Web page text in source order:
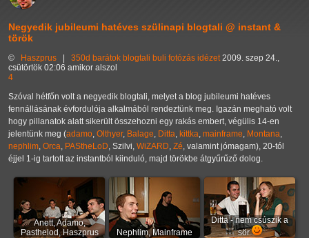
Negyedik jubileumi hatéves szülinapi blogtali @ instant &
török
© Haszprus | 350d barátok blogtali buli fotózás idézet 2009. szep 24.,
csütörtök 02:06 amikor alszol
4
Szóval hétfőn volt a negyedik blogtali, melyet a blog jubileumi hatéves
fennállásának évfordulója alkalmából rendeztünk meg. Igazán megható volt
hogy pillanatok alatt sikerült összehozni egy rakás embert, végülis 14-en
jelentünk meg (adamo Olthyer, Balage Ditta kittka mainframe Montana
nephlim Orca PAStheLoD , Szilvi, WiZARD Zé , valamint jómagam), 20-tól
éjjel 1-ig tartott az instantból kiinduló, majd törökbe átgyűrűző dolog.
Anett, Adamo,
Pasthelod, Haszprus
Nephlim, Mainframe
Ditta - nem csúszik a
sör